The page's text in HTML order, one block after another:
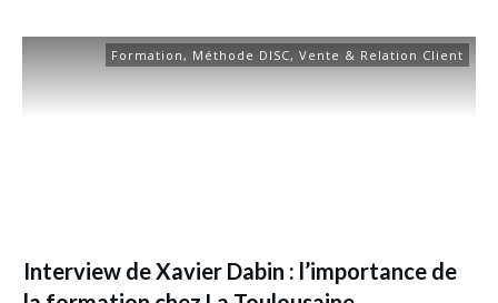
Formation, Méthode DISC, Vente & Relation Client
Interview de Xavier Dabin : l’importance de